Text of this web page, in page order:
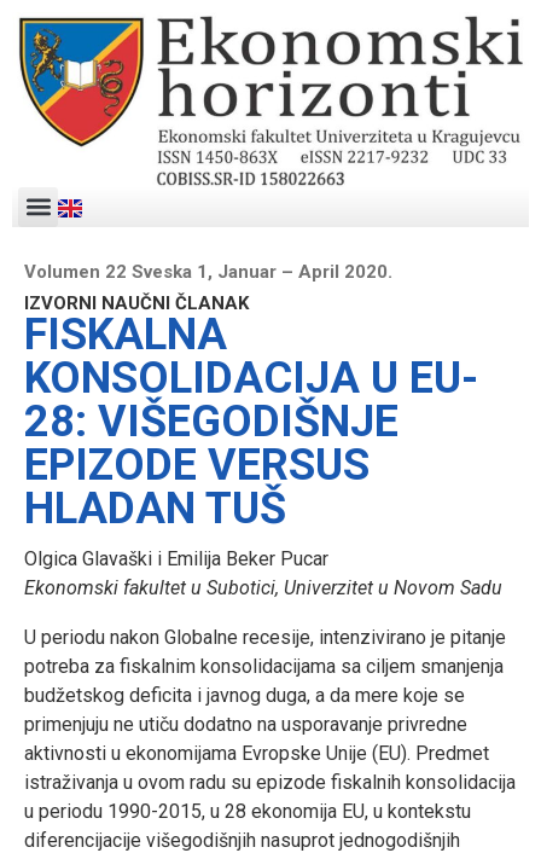
Volumen 22 Sveska 1, Januar – April 2020.
IZVORNI NAUČNI ČLANAK
FISKALNA
KONSOLIDACIJA U EU-
28: VIŠEGODIŠNJE
EPIZODE VERSUS
HLADAN TUŠ
Olgica Glavaški i Emilija Beker Pucar
Ekonomski fakultet u Subotici, Univerzitet u Novom Sadu
U periodu nakon Globalne recesije, intenzivirano je pitanje
potreba za fiskalnim konsolidacijama sa ciljem smanjenja
budžetskog deficita i javnog duga, a da mere koje se
primenjuju ne utiču dodatno na usporavanje privredne
aktivnosti u ekonomijama Evropske Unije (EU). Predmet
istraživanja u ovom radu su epizode fiskalnih konsolidacija
u periodu 1990-2015, u 28 ekonomija EU, u kontekstu
diferencijacije višegodišnjih nasuprot jednogodišnjih